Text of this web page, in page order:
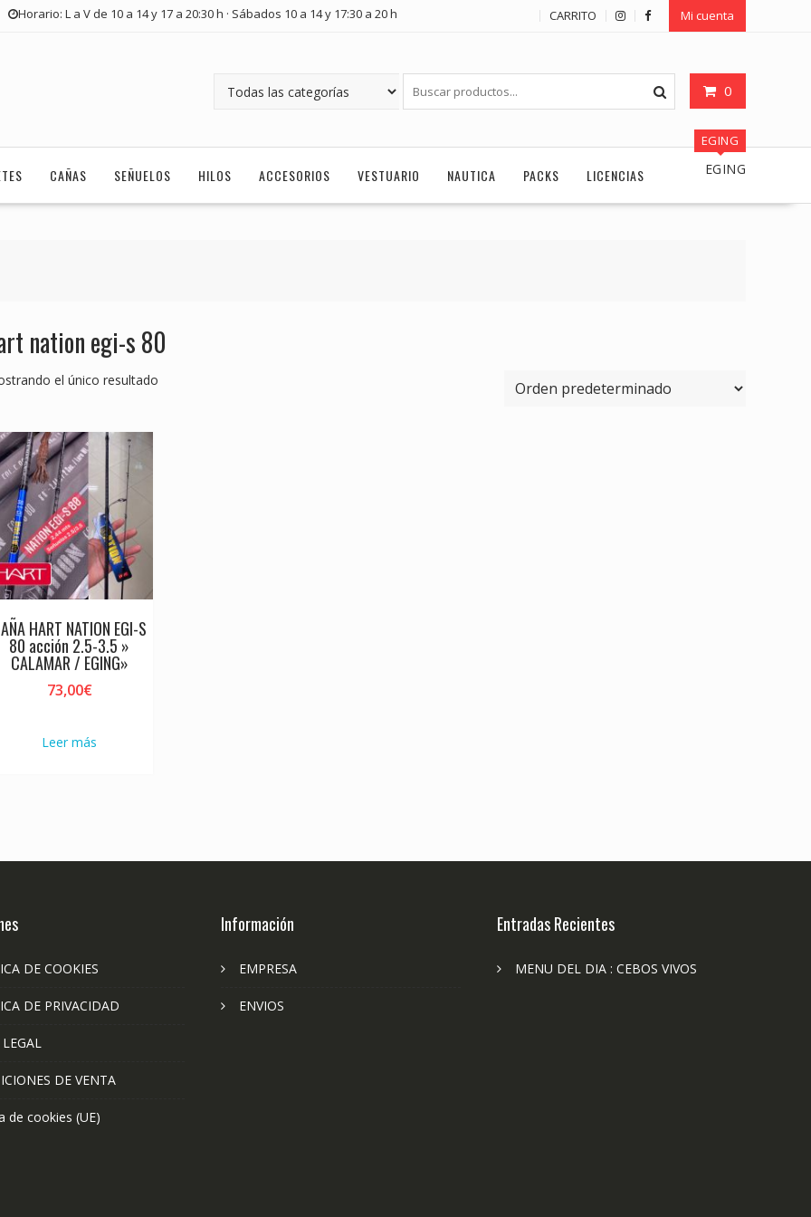
Horario: L a V de 10 a 14 y 17 a 20:30 h · Sábados 10 a 14 y 17:30 a 20 h CARRITO Mi cuenta
0
CAÑAS SEÑUELOS HILOS ACCESORIOS VESTUARIO NAUTICA PACKS LICENCIAS
EGING
EGING
nation egi-s 80
el único resultado
HART NATION EGI-S
80 acción 2.5-3.5 »
CALAMAR / EGING»
73,00€
Leer más
DE COOKIES
DE PRIVACIDAD
DE VENTA
de cookies (UE)
Información
EMPRESA
ENVIOS
Entradas Recientes
MENU DEL DIA : CEBOS VIVOS